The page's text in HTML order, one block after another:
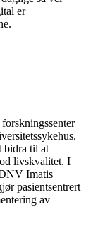
er
bidra til at
livskvalitet. I
Imatis
pasientsentrert
av